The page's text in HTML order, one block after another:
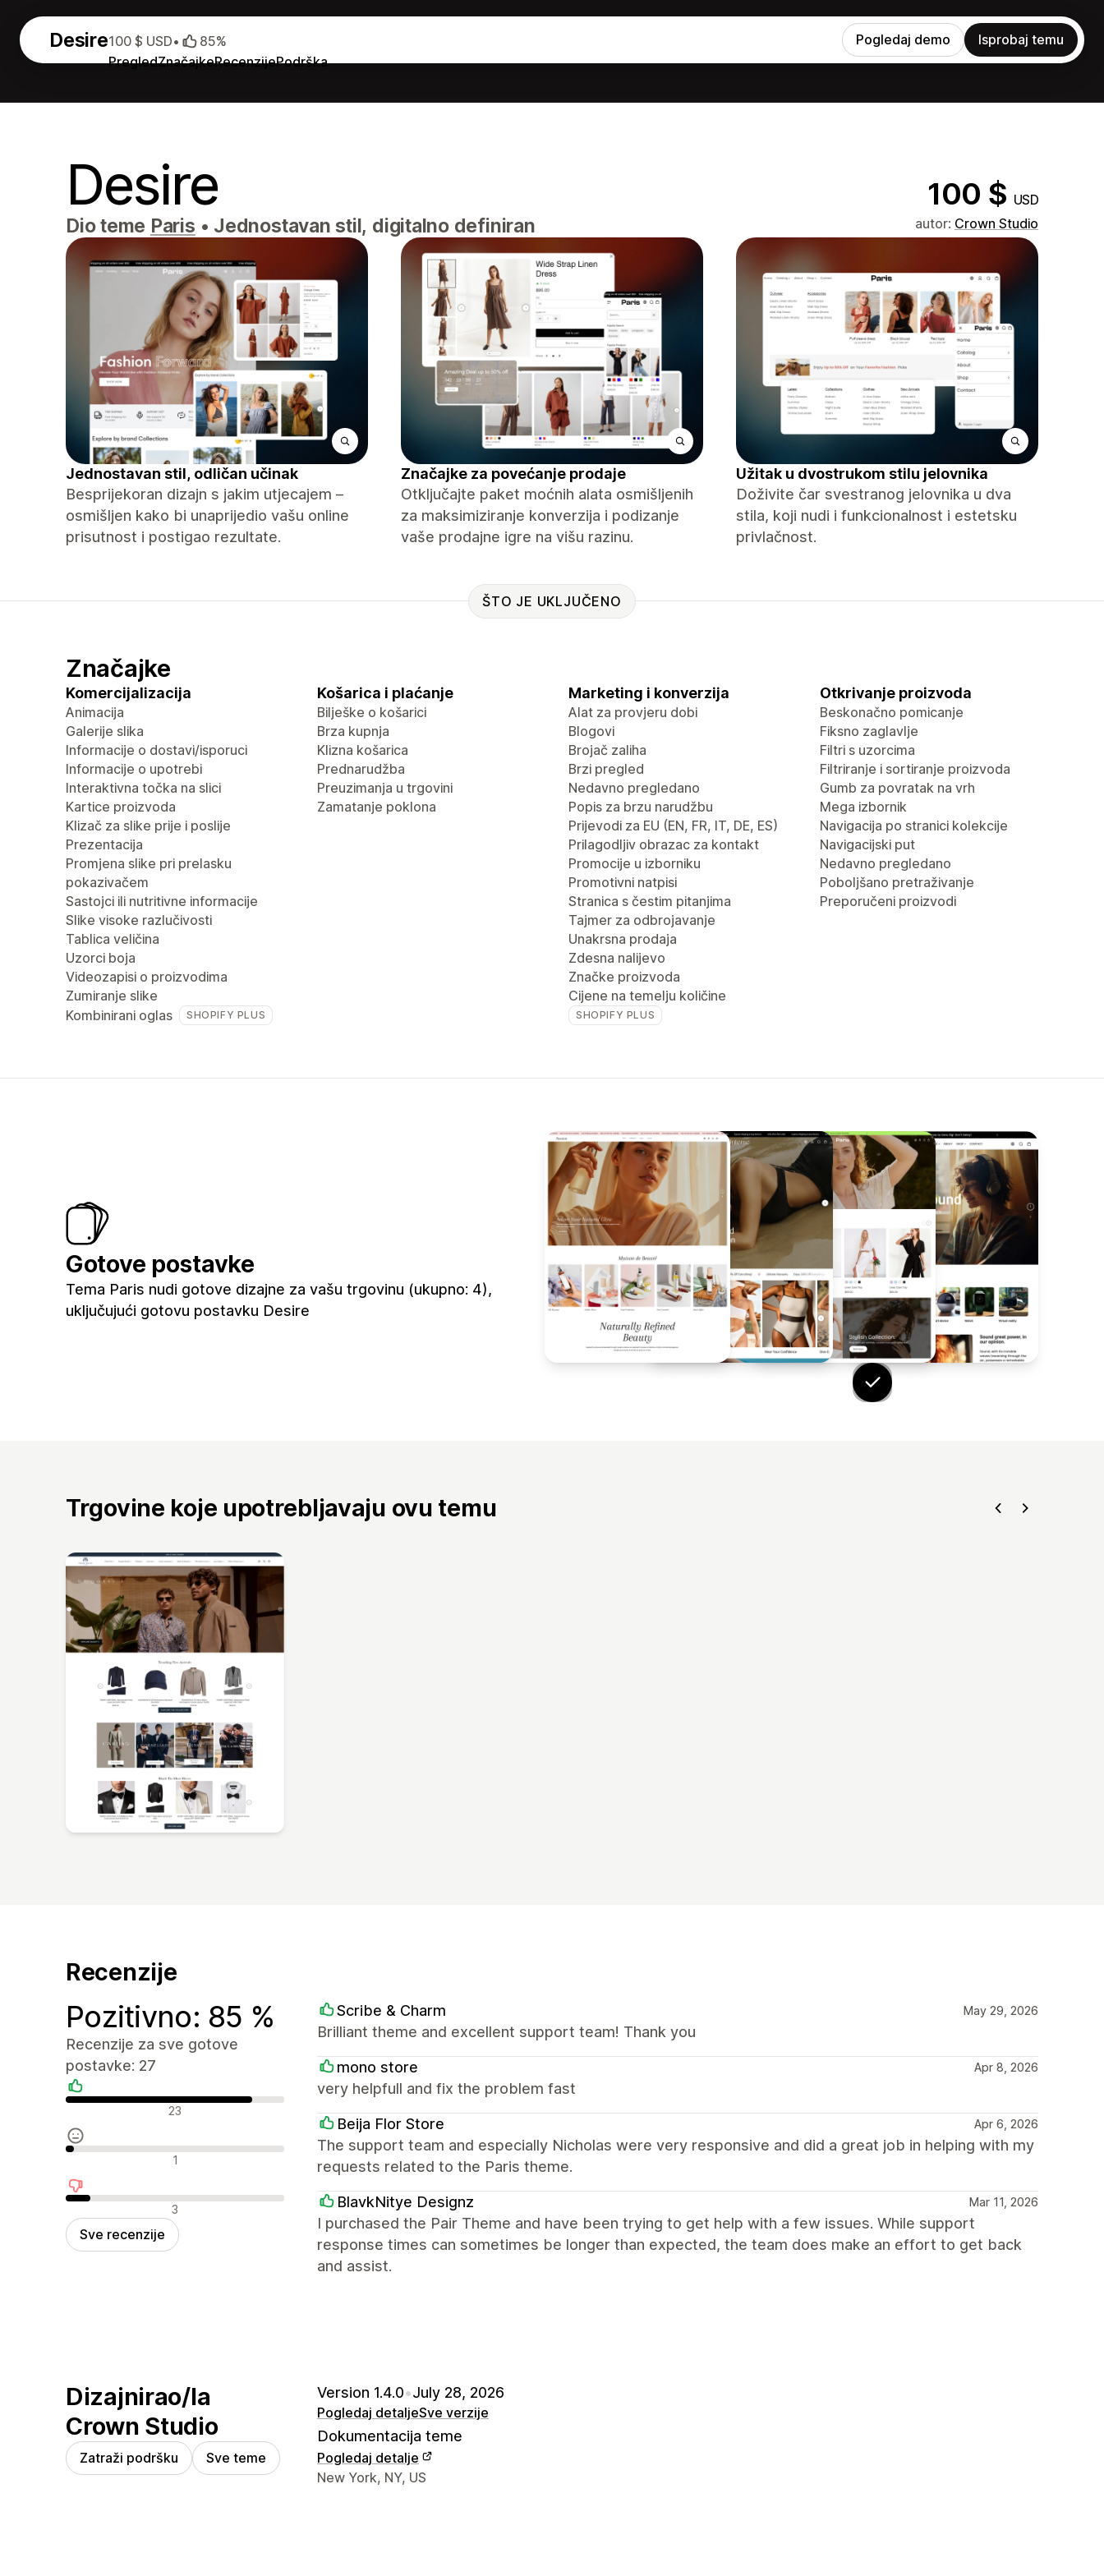
Desire
PregledZnačajkeRecenzijePodrška
100 $ USD• 85% Pogledaj demo Isprobaj temu
Desire 100 $ USD
Dio teme Paris • Jednostavan stil, digitalno definiran autor: Crown Studio
Jednostavan stil, odličan učinak
Besprijekoran dizajn s jakim utjecajem –
osmišljen kako bi unaprijedio vašu online
prisutnost i postigao rezultate.
Značajke za povećanje prodaje
Otključajte paket moćnih alata osmišljenih
za maksimiziranje konverzija i podizanje
vaše prodajne igre na višu razinu.
Užitak u dvostrukom stilu jelovnika
Doživite čar svestranog jelovnika u dva
stila, koji nudi i funkcionalnost i estetsku
privlačnost.
ŠTO JE UKLJUČENO
Značajke
Komercijalizacija
Animacija
Galerije slika
Informacije o dostavi/isporuci
Informacije o upotrebi
Interaktivna točka na slici
Kartice proizvoda
Klizač za slike prije i poslije
Prezentacija
Promjena slike pri prelasku
pokazivačem
Sastojci ili nutritivne informacije
Slike visoke razlučivosti
Tablica veličina
Uzorci boja
Videozapisi o proizvodima
Zumiranje slike
Kombinirani oglas
SHOPIFY PLUS
Košarica i plaćanje
Bilješke o košarici
Brza kupnja
Klizna košarica
Prednarudžba
Preuzimanja u trgovini
Zamatanje poklona
Marketing i konverzija
Alat za provjeru dobi
Blogovi
Brojač zaliha
Brzi pregled
Nedavno pregledano
Popis za brzu narudžbu
Prijevodi za EU (EN, FR, IT, DE, ES)
Prilagodljiv obrazac za kontakt
Promocije u izborniku
Promotivni natpisi
Stranica s čestim pitanjima
Tajmer za odbrojavanje
Unakrsna prodaja
Zdesna nalijevo
Značke proizvoda
Cijene na temelju količine
SHOPIFY PLUS
Otkrivanje proizvoda
Beskonačno pomicanje
Fiksno zaglavlje
Filtri s uzorcima
Filtriranje i sortiranje proizvoda
Gumb za povratak na vrh
Mega izbornik
Navigacija po stranici kolekcije
Navigacijski put
Nedavno pregledano
Poboljšano pretraživanje
Preporučeni proizvodi
Gotove postavke
Tema Paris nudi gotove dizajne za vašu trgovinu (ukupno: 4),
uključujući gotovu postavku Desire
Trgovine koje upotrebljavaju ovu temu
Recenzije
Pozitivno: 85 %
Recenzije za sve gotove
postavke: 27
Pozitivne recenzije
23
Neutralne recenzije
1
Negativne recenzije
3
Sve recenzije
Scribe & Charm May 29, 2026
Brilliant theme and excellent support team! Thank you
mono store Apr 8, 2026
very helpfull and fix the problem fast
Beija Flor Store Apr 6, 2026
The support team and especially Nicholas were very responsive and did a great job in helping with my
requests related to the Paris theme.
BlavkNitye Designz Mar 11, 2026
I purchased the Pair Theme and have been trying to get help with a few issues. While support
response times can sometimes be longer than expected, the team does make an effort to get back
and assist.
Dizajnirao/la
Crown Studio
Zatraži podršku Sve teme
Version 1.4.0•July 28, 2026
Pogledaj detaljeSve verzije
Dokumentacija teme
Pogledaj detalje
Podaci za kontakt dizajnera
New York, NY, US